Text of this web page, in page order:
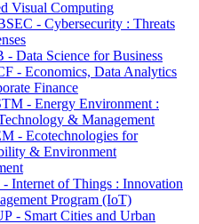
Visual Computing
- Cybersecurity : Threats
- Data Science for Business
- Economics, Data Analytics
Finance
- Energy Environment :
& Management
- Ecotechnologies for
& Environment
Internet of Things : Innovation
Program (IoT)
- Smart Cities and Urban